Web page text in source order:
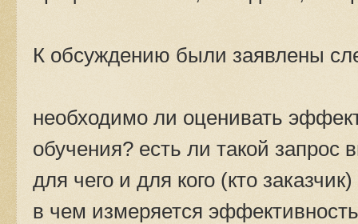
К обсуждению были заявлены
необходимо ли оценивать
обучения? есть ли такой запрос
для чего и для кого (кто
в чем измеряется